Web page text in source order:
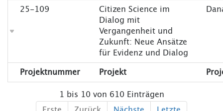
Projektnummer Projekt
25-109
Citizen Science im
Dialog mit
Vergangenheit und
Zukunft: Neue Ansätze
für Evidenz und Dialog
1 bis 10 von 610 Einträgen